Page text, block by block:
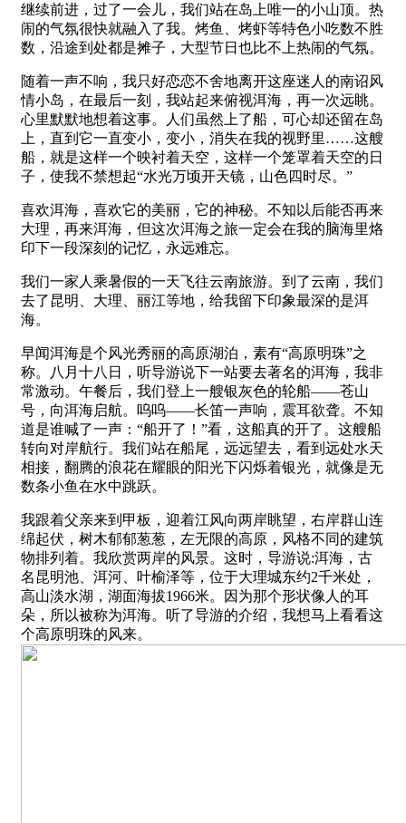
继续前进，过了一会儿，我们站在岛上唯一的小山顶。热
闹的气氛很快就融入了我。烤鱼、烤虾等特色小吃数不胜
数，沿途到处都是摊子，大型节日也比不上热闹的气氛。
随着一声不响，我只好恋恋不舍地离开这座迷人的南诏风
情小岛，在最后一刻，我站起来俯视洱海，再一次远眺。
心里默默地想着这事。人们虽然上了船，可心却还留在岛
上，直到它一直变小，变小，消失在我的视野里……这艘
船，就是这样一个映衬着天空，这样一个笼罩着天空的日
子，使我不禁想起“水光万顷开天镜，山色四时尽。”
喜欢洱海，喜欢它的美丽，它的神秘。不知以后能否再来
大理，再来洱海，但这次洱海之旅一定会在我的脑海里烙
印下一段深刻的记忆，永远难忘。
我们一家人乘暑假的一天飞往云南旅游。到了云南，我们
去了昆明、大理、丽江等地，给我留下印象最深的是洱
海。
早闻洱海是个风光秀丽的高原湖泊，素有“高原明珠”之
称。八月十八日，听导游说下一站要去著名的洱海，我非
常激动。午餐后，我们登上一艘银灰色的轮船——苍山
号，向洱海启航。呜呜——长笛一声响，震耳欲聋。不知
道是谁喊了一声：“船开了！”看，这船真的开了。这艘船
转向对岸航行。我们站在船尾，远远望去，看到远处水天
相接，翻腾的浪花在耀眼的阳光下闪烁着银光，就像是无
数条小鱼在水中跳跃。
我跟着父亲来到甲板，迎着江风向两岸眺望，右岸群山连
绵起伏，树木郁郁葱葱，左无限的高原，风格不同的建筑
物排列着。我欣赏两岸的风景。这时，导游说:洱海，古
名昆明池、洱河、叶榆泽等，位于大理城东约2千米处，
高山淡水湖，湖面海拔1966米。因为那个形状像人的耳
朵，所以被称为洱海。听了导游的介绍，我想马上看看这
个高原明珠的风来。